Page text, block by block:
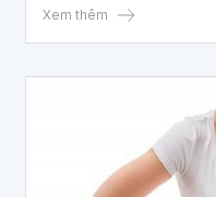
vệ sức khỏe, ngăn ngừa
Xem thêm